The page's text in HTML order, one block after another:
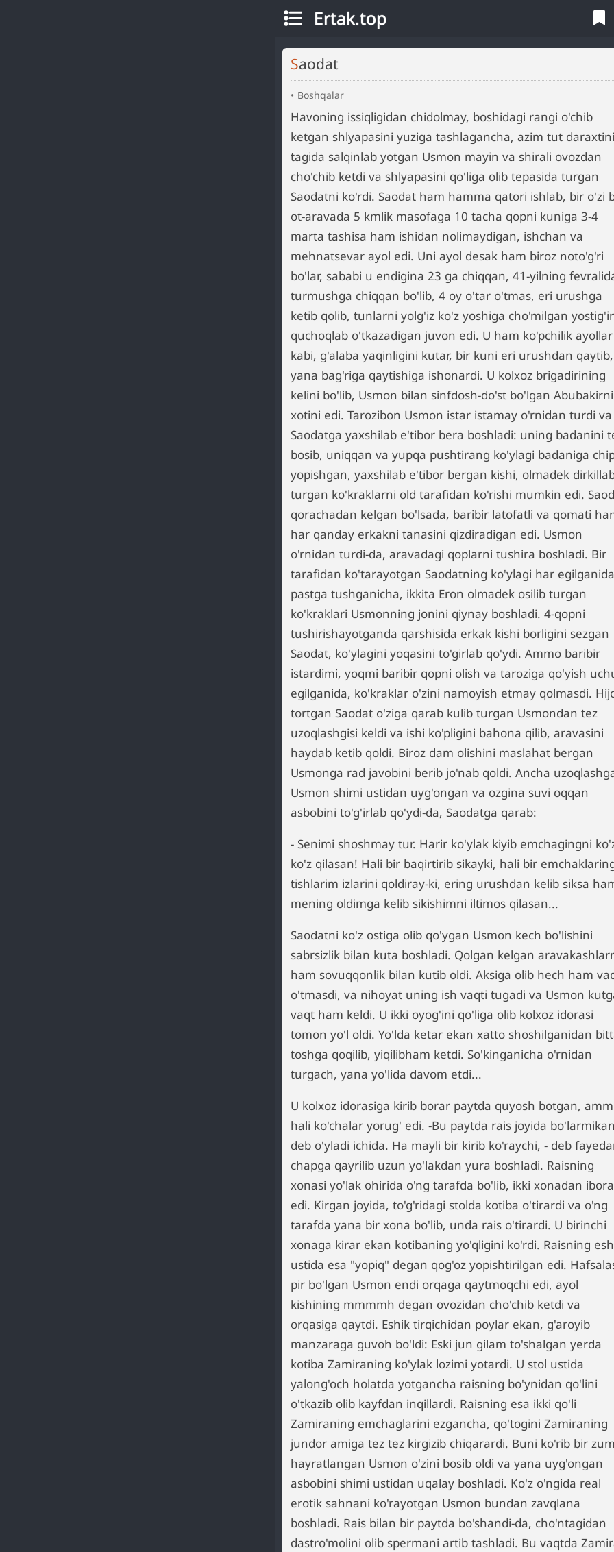
Ertak.top
Saodat
Boshqalar
Havoning issiqligidan chidolmay, boshidagi rangi o'chib
ketgan shlyapasini yuziga tashlagancha, azim tut
tagida salqinlab yotgan Usmon mayin va shirali ovozdan
cho'chib ketdi va shlyapasini qo'liga olib tepasida turgan
Saodatni ko'rdi. Saodat ham hamma qatori ishlab, bir o'zi
ot-aravada 5 kmlik masofaga 10 tacha qopni kuniga 3-4
marta tashisa ham ishidan nolimaydigan, ishchan va
mehnatsevar ayol edi. Uni ayol desak ham biroz noto'g'ri
bo'lar, sababi u endigina 23 ga chiqqan, 41-yilning
turmushga chiqqan bo'lib, 4 oy o'tar o'tmas, eri urushga
ketib qolib, tunlarni yolg'iz ko'z yoshiga cho'milgan
quchoqlab o'tkazadigan juvon edi. U ham ko'pchilik ayollar
kabi, g'alaba yaqinligini kutar, bir kuni eri urushdan qaytib,
yana bag'riga qaytishiga ishonardi. U kolxoz brigadirining
kelini bo'lib, Usmon bilan sinfdosh-do'st bo'lgan
xotini edi. Tarozibon Usmon istar istamay o'rnidan turdi va
Saodatga yaxshilab e'tibor bera boshladi: uning badanini
bosib, uniqqan va yupqa pushtirang ko'ylagi badaniga
yopishgan, yaxshilab e'tibor bergan kishi, olmadek
turgan ko'kraklarni old tarafidan ko'rishi mumkin edi.
qorachadan kelgan bo'lsada, baribir latofatli va qomati
har qanday erkakni tanasini qizdiradigan edi. Usmon
o'rnidan turdi-da, aravadagi qoplarni tushira boshladi. Bir
tarafidan ko'tarayotgan Saodatning ko'ylagi har
pastga tushganicha, ikkita Eron olmadek osilib turgan
ko'kraklari Usmonning jonini qiynay boshladi. 4-qopni
tushirishayotganda qarshisida erkak kishi borligini sezgan
Saodat, ko'ylagini yoqasini to'girlab qo'ydi. Ammo baribir
istardimi, yoqmi baribir qopni olish va taroziga qo'yish
egilganida, ko'kraklar o'zini namoyish etmay qolmasdi.
tortgan Saodat o'ziga qarab kulib turgan Usmondan tez
uzoqlashgisi keldi va ishi ko'pligini bahona qilib, aravasini
haydab ketib qoldi. Biroz dam olishini maslahat bergan
Usmonga rad javobini berib jo'nab qoldi. Ancha
Usmon shimi ustidan uyg'ongan va ozgina suvi oqqan
asbobini to'g'irlab qo'ydi-da, Saodatga qarab:
- Senimi shoshmay tur. Harir ko'ylak kiyib emchagingni
ko'z qilasan! Hali bir baqirtirib sikayki, hali bir
tishlarim izlarini qoldiray-ki, ering urushdan kelib siksa
mening oldimga kelib sikishimni iltimos qilasan...
Saodatni ko'z ostiga olib qo'ygan Usmon kech bo'lishini
sabrsizlik bilan kuta boshladi. Qolgan kelgan
ham sovuqqonlik bilan kutib oldi. Aksiga olib hech ham
o'tmasdi, va nihoyat uning ish vaqti tugadi va Usmon
vaqt ham keldi. U ikki oyog'ini qo'liga olib kolxoz idorasi
tomon yo'l oldi. Yo'lda ketar ekan xatto shoshilganidan
toshga qoqilib, yiqilibham ketdi. So'kinganicha o'rnidan
turgach, yana yo'lida davom etdi...
U kolxoz idorasiga kirib borar paytda quyosh botgan,
hali ko'chalar yorug' edi. -Bu paytda rais joyida
deb o'yladi ichida. Ha mayli bir kirib ko'raychi, - deb
chapga qayrilib uzun yo'lakdan yura boshladi. Raisning
xonasi yo'lak ohirida o'ng tarafda bo'lib, ikki xonadan
edi. Kirgan joyida, to'g'ridagi stolda kotiba o'tirardi va o'ng
tarafda yana bir xona bo'lib, unda rais o'tirardi. U birinchi
xonaga kirar ekan kotibaning yo'qligini ko'rdi. Raisning
ustida esa "yopiq" degan qog'oz yopishtirilgan edi.
pir bo'lgan Usmon endi orqaga qaytmoqchi edi, ayol
kishining mmmmh degan ovozidan cho'chib ketdi va
orqasiga qaytdi. Eshik tirqichidan poylar ekan, g'aroyib
manzaraga guvoh bo'ldi: Eski jun gilam to'shalgan yerda
kotiba Zamiraning ko'ylak lozimi yotardi. U stol ustida
yalong'och holatda yotgancha raisning bo'ynidan qo'lini
o'tkazib olib kayfdan inqillardi. Raisning esa ikki qo'li
Zamiraning emchaglarini ezgancha, qo'togini Zamiraning
jundor amiga tez tez kirgizib chiqarardi. Buni ko'rib bir zum
hayratlangan Usmon o'zini bosib oldi va yana uyg'ongan
asbobini shimi ustidan uqalay boshladi. Ko'z o'ngida real
erotik sahnani ko'rayotgan Usmon bundan zavqlana
boshladi. Rais bilan bir paytda bo'shandi-da, cho'ntagidan
dastro'molini olib spermani artib tashladi. Bu vaqtda